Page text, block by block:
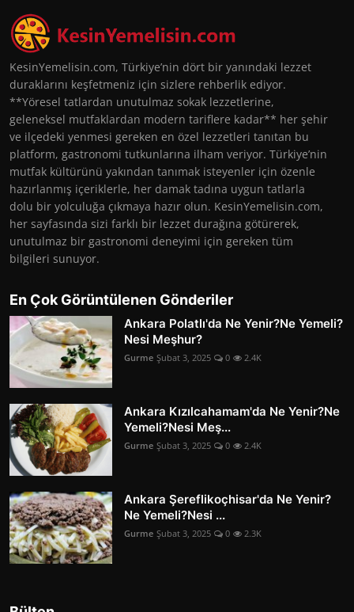
KesinYemelisin.com, Türkiye’nin dört bir yanındaki lezzet
duraklarını keşfetmeniz için sizlere rehberlik ediyor.
**Yöresel tatlardan unutulmaz sokak lezzetlerine,
geleneksel mutfaklardan modern tariflere kadar** her şehir
ve ilçedeki yenmesi gereken en özel lezzetleri tanıtan bu
platform, gastronomi tutkunlarına ilham veriyor. Türkiye’nin
mutfak kültürünü yakından tanımak isteyenler için özenle
hazırlanmış içeriklerle, her damak tadına uygun tatlarla
dolu bir yolculuğa çıkmaya hazır olun. KesinYemelisin.com,
her sayfasında sizi farklı bir lezzet durağına götürerek,
unutulmaz bir gastronomi deneyimi için gereken tüm
bilgileri sunuyor.
En Çok Görüntülenen Gönderiler
Ankara Polatlı'da Ne Yenir?Ne Yemeli?
Nesi Meşhur?
Gurme Şubat 3, 2025 0 2.4K
Ankara Kızılcahamam'da Ne Yenir?Ne
Yemeli?Nesi Meş...
Gurme Şubat 3, 2025 0 2.4K
Ankara Şereflikoçhisar'da Ne Yenir?
Ne Yemeli?Nesi ...
Gurme Şubat 3, 2025 0 2.3K